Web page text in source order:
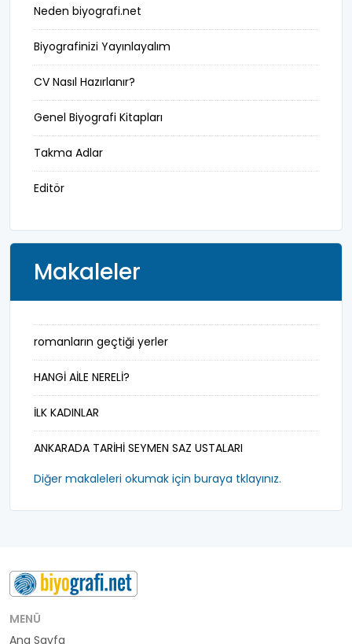
istihbarat
işinsanı
karikatürist
kendi dilinden yaşamöyküsü
kral
mareşal
marka
mimar
müderris
mühendis
müzisyen
padişah-hakan
polis-emniyet
Neden biyografi.net
Biyografinizi Yayınlayalım
CV Nasıl Hazırlanır?
Genel Biyografi Kitapları
Takma Adlar
Editör
Makaleler
romanların geçtiği yerler
HANGİ AİLE NERELİ?
İLK KADINLAR
ANKARADA TARİHİ SEYMEN SAZ USTALARI
Diğer makaleleri okumak için buraya tklayınız.
MENÜ
Ana Sayfa